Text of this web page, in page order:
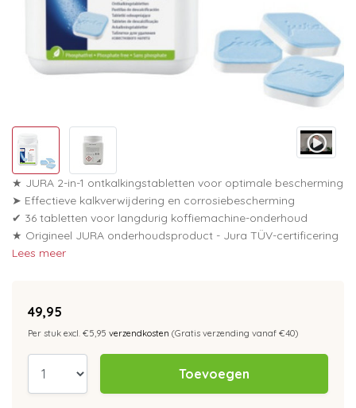
★ JURA 2-in-1 ontkalkingstabletten voor optimale bescherming
➤ Effectieve kalkverwijdering en corrosiebescherming
✔ 36 tabletten voor langdurig koffiemachine-onderhoud
★ Origineel JURA onderhoudsproduct - Jura TÜV-certificering
Lees meer
49,95
Per stuk excl. €5,95 verzendkosten (Gratis verzending vanaf €40)
Toevoegen